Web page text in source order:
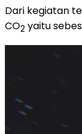
Dari kegiatan
CO2 yaitu